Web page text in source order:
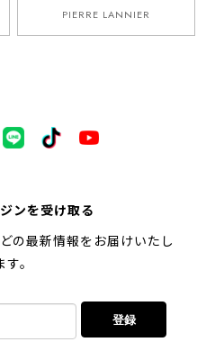
PIERRE LANNIER
ンを受け取る
の最新情報をお届けいたし
す。
登録